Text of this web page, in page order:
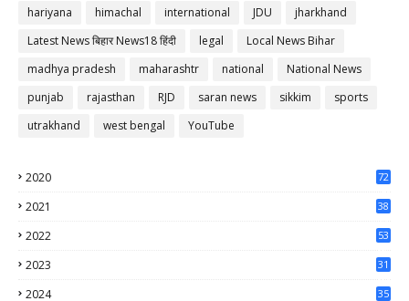
hariyana
himachal international JDU
jharkhand
Latest News बिहार News18 हिंदी
legal
Local News Bihar
madhya pradesh
maharashtr national
National News
punjab
rajasthan RJD saran news sikkim
sports
utrakhand
west bengal YouTube
2020
72
2021
38
2022
53
2023
31
2024 35